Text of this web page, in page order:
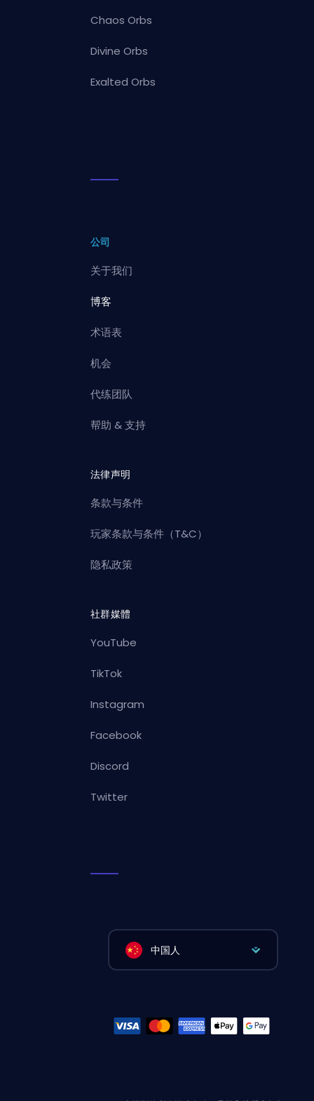
Chaos Orbs
Divine Orbs
Exalted Orbs
公司
关于我们
博客
术语表
机会
代练团队
帮助 & 支持
法律声明
条款与条件
玩家条款与条件（T&C）
隐私政策
社群媒體
YouTube
TikTok
Instagram
Facebook
Discord
Twitter
中国人